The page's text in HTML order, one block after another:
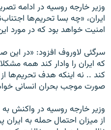
وزیر خارجه روسیه در ادامه
ایران، «چه بسا تحریم‌ها
امنیت خواهد بود که در مورد
سرگئی لاوروف افزود: «در این
که ایران را وادار کند همه
کند .. نه اینکه هدف تحریم‌ها از
صورت موجب بحران انسانی
وزیر خارجه روسیه در واکنش
از میزان احتمال حمله به